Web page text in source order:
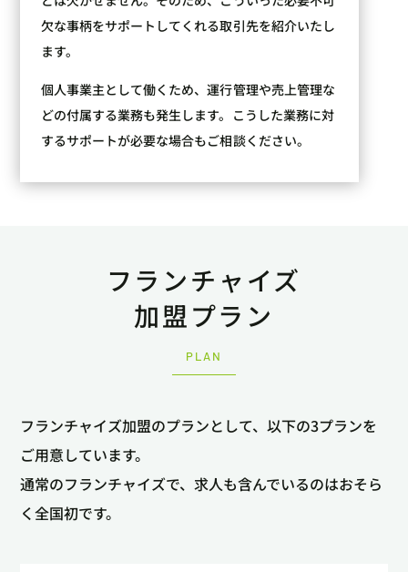
欠な事柄をサポートしてくれる取引先を紹介いたし
ます。
個人事業主として働くため、運行管理や売上管理な
どの付属する業務も発生します。こうした業務に対
するサポートが必要な場合もご相談ください。
フランチャイズ
加盟プラン
PLAN
フランチャイズ加盟のプランとして、以下の3プランを
ご用意しています。
通常のフランチャイズで、求人も含んでいるのはおそら
く全国初です。